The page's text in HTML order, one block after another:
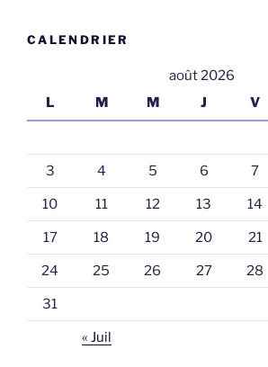
CALENDRIER
août 2026
L
M M J V
3 4 5 6 7
10 11 12 13 14
17 18 19 20 21
24 25 26 27 28
31
« Juil